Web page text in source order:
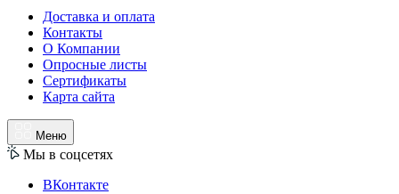
Доставка и оплата
Контакты
О Компании
Опросные листы
Сертификаты
Карта сайта
Меню
Мы в соцсетях
ВКонтакте